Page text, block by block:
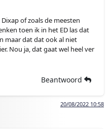
of zoals de meesten
toen ik in het ED las dat
maar dat dat ook al niet
Nou ja, dat gaat wel heel ver
Beantwoord
20/08/2022 10:58